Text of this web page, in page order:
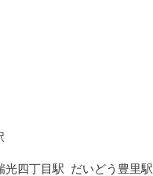
四丁目駅 だいどう豊里駅